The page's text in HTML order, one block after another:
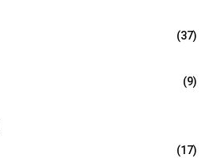
(37)
(9)
(17)